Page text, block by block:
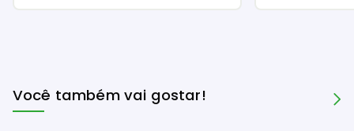
Você também vai gostar!